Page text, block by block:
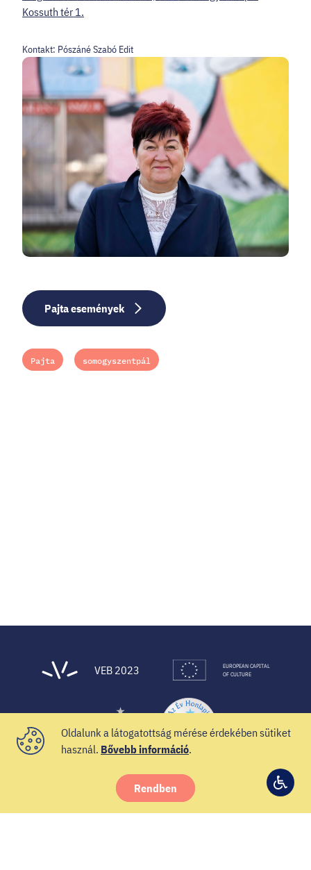
© 2021 Veszprém-Balaton 2023
Kossuth tér 1.
Kontakt: Pószáné Szabó Edit
Pajta események
Pajta somogyszentpál
VEB 2023
EUROPEAN CAPITAL
OF CULTURE
InstagramYouTubeSpotify
Oldalunk a látogatottság mérése érdekében sütiket
használ. Bővebb információ.
Rendben